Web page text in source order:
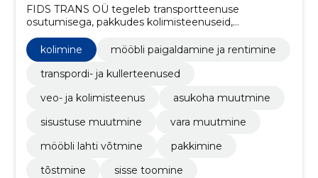
FIDS TRANS OÜ tegeleb transportteenuse
osutumisega, pakkudes kolimisteenuseid,
jäätmevedu ja ka laadijateenust.
kolimine
mööbli paigaldamine ja rentimine
transpordi- ja kullerteenused
veo- ja kolimisteenus
asukoha muutmine
sisustuse muutmine
vara muutmine
mööbli lahti võtmine
pakkimine
tõstmine
sisse toomine